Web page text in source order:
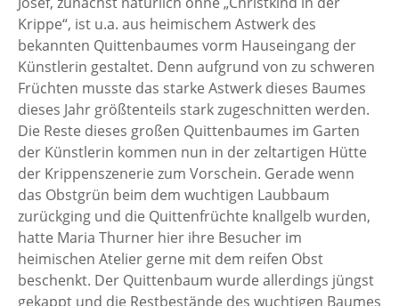
Krippe“, ist u.a. aus heimischem Astwerk des
bekannten Quittenbaumes vorm Hauseingang der
Künstlerin gestaltet. Denn aufgrund von zu schweren
Früchten musste das starke Astwerk dieses Baumes
dieses Jahr größtenteils stark zugeschnitten werden.
Die Reste dieses großen Quittenbaumes im Garten
der Künstlerin kommen nun in der zeltartigen Hütte
der Krippenszenerie zum Vorschein. Gerade wenn
das Obstgrün beim dem wuchtigen Laubbaum
zurückging und die Quittenfrüchte knallgelb wurden,
hatte Maria Thurner hier ihre Besucher im
heimischen Atelier gerne mit dem reifen Obst
beschenkt. Der Quittenbaum wurde allerdings jüngst
gekappt und die Restbestände des wuchtigen Baumes